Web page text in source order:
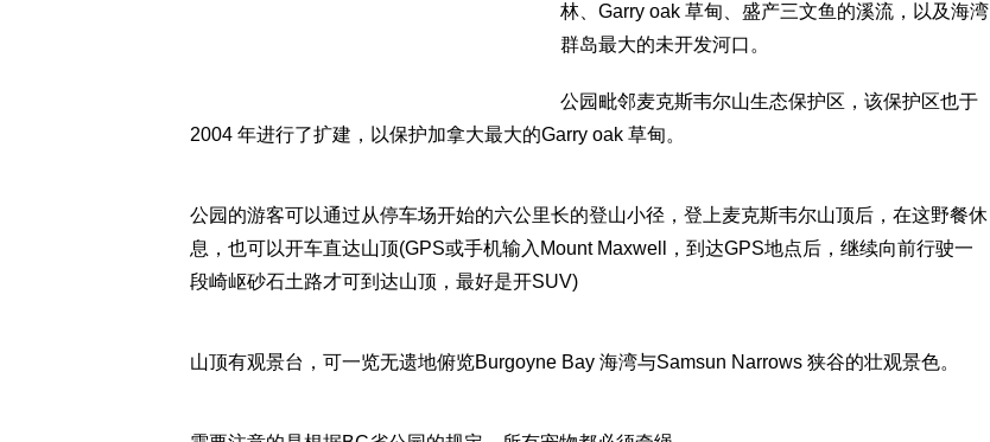
林、Garry oak 草甸、盛产三文鱼的溪流，以及海湾
群岛最大的未开发河口。
公园毗邻麦克斯韦尔山生态保护区，该保护区也于
2004 年进行了扩建，以保护加拿大最大的Garry oak 草甸。
公园的游客可以通过从停车场开始的六公里长的登山小径，登上麦克斯韦尔山顶后，在这野餐休
息，也可以开车直达山顶(GPS或手机输入Mount Maxwell，到达GPS地点后，继续向前行驶一
段崎岖砂石土路才可到达山顶，最好是开SUV)
山顶有观景台，可一览无遗地俯览Burgoyne Bay 海湾与Samsun Narrows 狭谷的壮观景色。